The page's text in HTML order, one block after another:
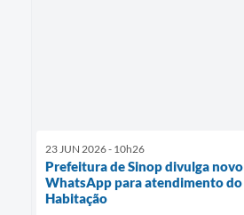
23 JUN 2026 - 10h26
Prefeitura de Sinop divulga
WhatsApp para atendimento
Habitação